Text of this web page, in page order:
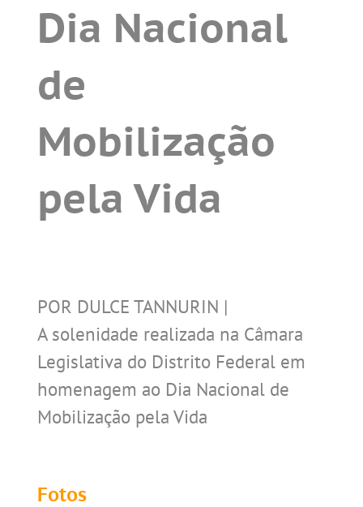
Dia Nacional
de
Mobilização
pela Vida
POR DULCE TANNURIN |
A solenidade realizada na Câmara
Legislativa do Distrito Federal em
homenagem ao Dia Nacional de
Mobilização pela Vida
Fotos